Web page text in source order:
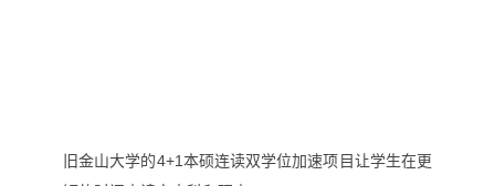
旧金山大学的4+1本硕连读双学位加速项目让学生在更